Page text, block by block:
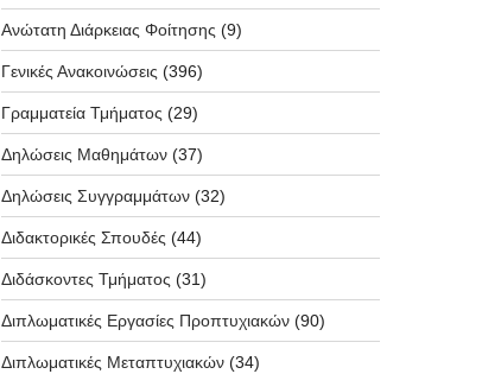
Ανώτατη Διάρκειας Φοίτησης (9)
Γενικές Ανακοινώσεις (396)
Γραμματεία Τμήματος (29)
Δηλώσεις Μαθημάτων(37)
Δηλώσεις Συγγραμμάτων(32)
Διδακτορικές Σπουδές (44)
Διδάσκοντες Τμήματος (31)
Διπλωματικές Εργασίες Προπτυχιακών(90)
Διπλωματικές Μεταπτυχιακών(34)